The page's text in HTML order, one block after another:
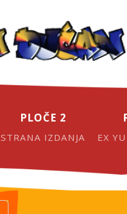
PLOČE 2
STRANA IZDANJA EX